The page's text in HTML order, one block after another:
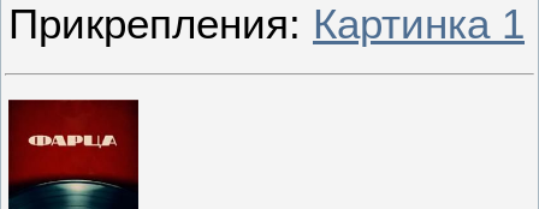
Прикрепления: Картинка 1